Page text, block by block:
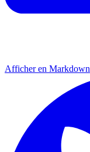
Afficher en Markdown